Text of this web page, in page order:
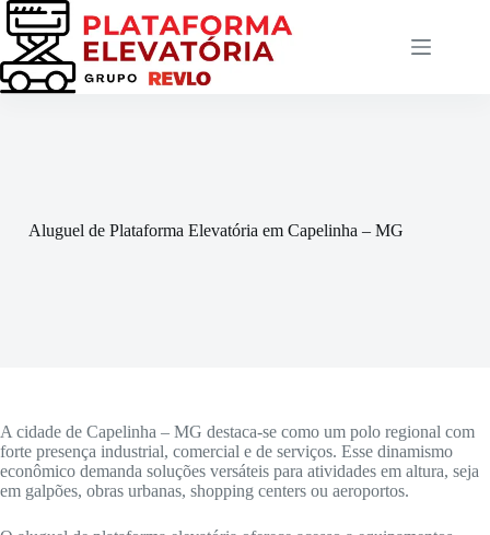
Pular
para
conteúdo
Aluguel de Plataforma Elevatória em Capelinha – MG
A cidade de Capelinha – MG destaca-se como um polo regional com
forte presença industrial, comercial e de serviços. Esse dinamismo
econômico demanda soluções versáteis para atividades em altura, seja
em galpões, obras urbanas, shopping centers ou aeroportos.